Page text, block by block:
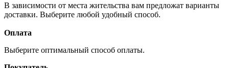
В зависимости от места жительства вам предложат варианты
доставки. Выберите любой удобный способ.
Оплата
Выберите оптимальный способ оплаты.